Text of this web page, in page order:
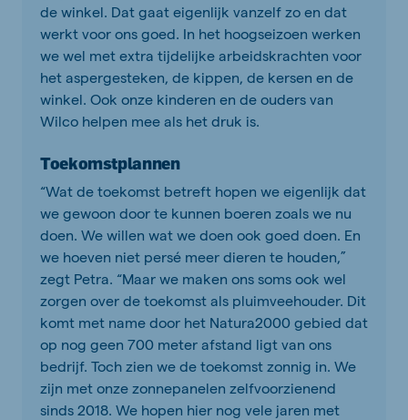
de winkel. Dat gaat eigenlijk vanzelf zo en dat
werkt voor ons goed. In het hoogseizoen werken
we wel met extra tijdelijke arbeidskrachten voor
het aspergesteken, de kippen, de kersen en de
winkel. Ook onze kinderen en de ouders van
Wilco helpen mee als het druk is.
Toekomstplannen
“Wat de toekomst betreft hopen we eigenlijk dat
we gewoon door te kunnen boeren zoals we nu
doen. We willen wat we doen ook goed doen. En
we hoeven niet persé meer dieren te houden,”
zegt Petra. “Maar we maken ons soms ook wel
zorgen over de toekomst als pluimveehouder. Dit
komt met name door het Natura­2000 gebied dat
op nog geen 700 meter afstand ligt van ons
bedrijf. Toch zien we de toekomst zonnig in. We
zijn met onze zonnepanelen zelfvoorzienend
sinds 2018. We hopen hier nog vele jaren met